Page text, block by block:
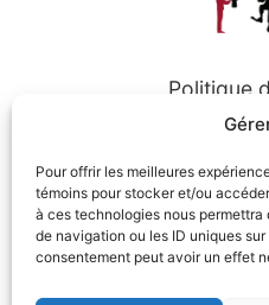
Pour offrir les meilleures
témoins pour stocker et/ou
à ces technologies nous
de navigation ou les ID uniques
consentement peut avoir un effet
Politique